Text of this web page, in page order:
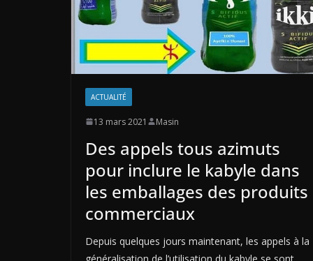
ACTUALITÉ
13 mars 2021 Masin
Des appels tous azimuts
pour inclure le kabyle dans
les emballages des produits
commerciaux
Depuis quelques jours maintenant, les appels à la